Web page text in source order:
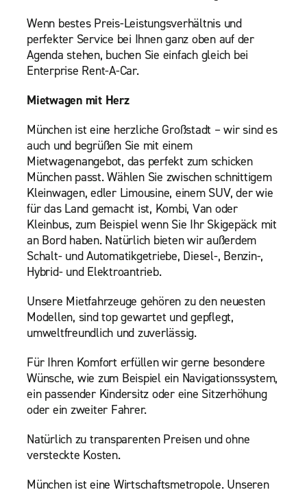
Wenn bestes Preis-Leistungsverhältnis und
perfekter Service bei Ihnen ganz oben auf der
Agenda stehen, buchen Sie einfach gleich bei
Enterprise Rent-A-Car.
Mietwagen mit Herz
München ist eine herzliche Großstadt – wir sind es
auch und begrüßen Sie mit einem
Mietwagenangebot, das perfekt zum schicken
München passt. Wählen Sie zwischen schnittigem
Kleinwagen, edler Limousine, einem SUV, der wie
für das Land gemacht ist, Kombi, Van oder
Kleinbus, zum Beispiel wenn Sie Ihr Skigepäck mit
an Bord haben. Natürlich bieten wir außerdem
Schalt- und Automatikgetriebe, Diesel-, Benzin-,
Hybrid- und Elektroantrieb.
Unsere Mietfahrzeuge gehören zu den neuesten
Modellen, sind top gewartet und gepflegt,
umweltfreundlich und zuverlässig.
Für Ihren Komfort erfüllen wir gerne besondere
Wünsche, wie zum Beispiel ein Navigationssystem,
ein passender Kindersitz oder eine Sitzerhöhung
oder ein zweiter Fahrer.
Natürlich zu transparenten Preisen und ohne
versteckte Kosten.
München ist eine Wirtschaftsmetropole. Unseren